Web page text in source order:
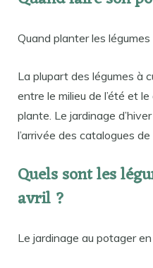
Quand planter les légumes
La plupart des légumes à
entre le milieu de l’été et
plante. Le jardinage
l’arrivée des catalogues de
Quels sont les
avril ?
Le jardinage au potager